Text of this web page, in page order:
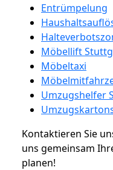
Entrümpelung
Möbellift
Möbeltaxi
Umzugshelfer
Kontaktieren Sie
uns gemeinsam
planen!